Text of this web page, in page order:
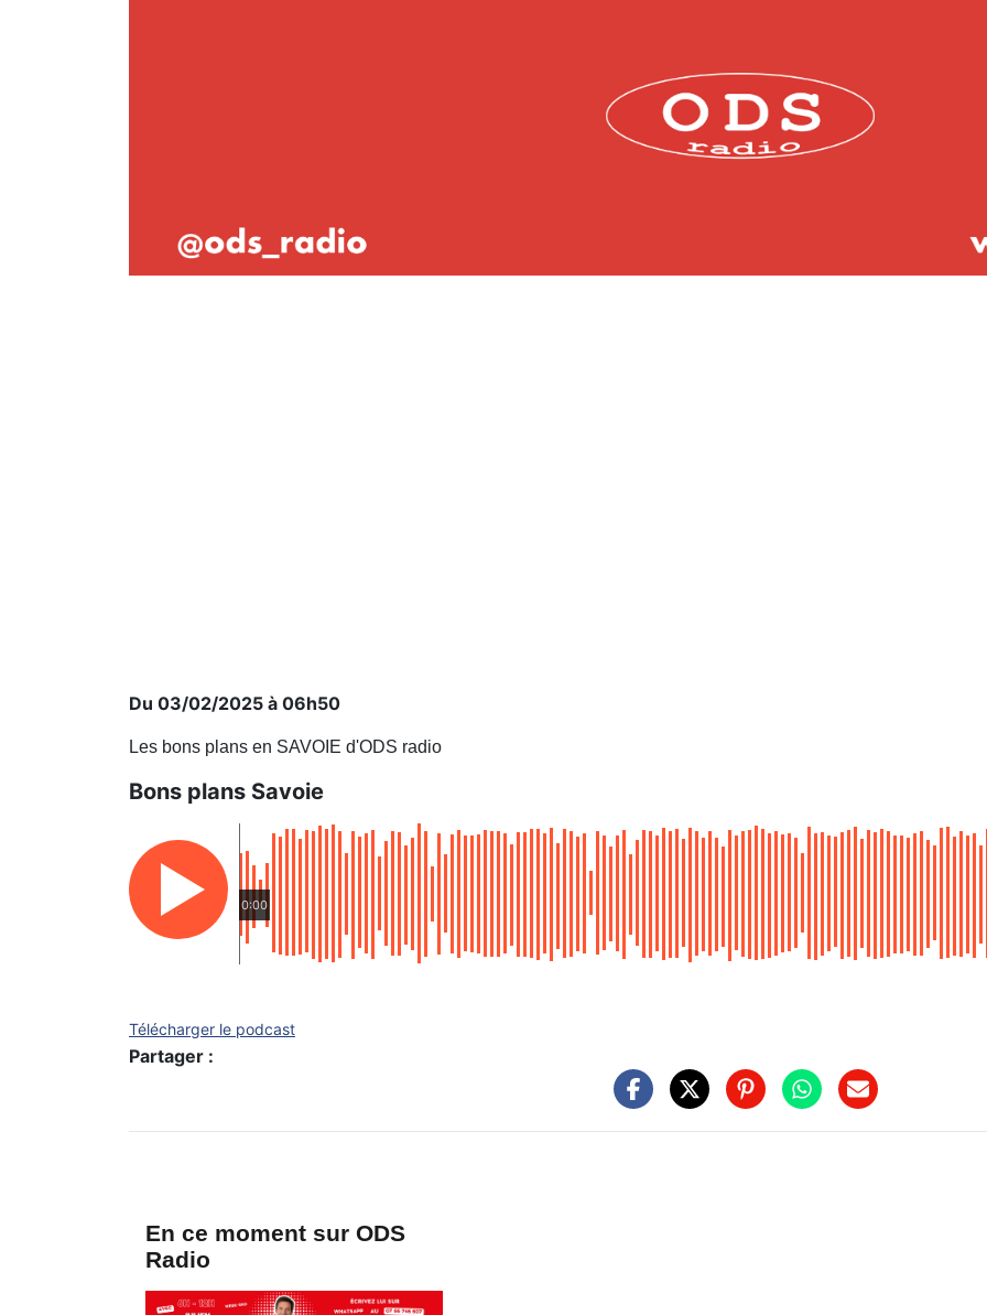
Du 03/02/2025 à 06h50
Les bons plans en SAVOIE d'ODS radio
Bons plans Savoie
0:00
Télécharger le podcast
Partager :
En ce moment sur ODS
Radio